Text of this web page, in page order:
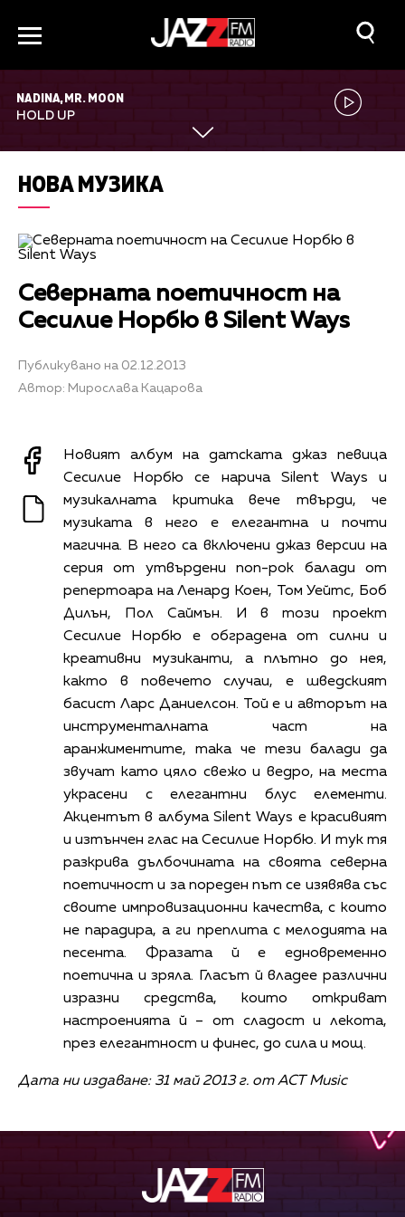
NADINA, MR. MOON
HOLD UP
НОВА МУЗИКА
Северната поетичност на
Сесилие Норбю в Silent Ways
Публикувано на 02.12.2013
Автор: Мирослава Кацарова
Новият албум на датската джаз певица
Сесилие Норбю се нарича Silent Ways и
музикалната критика вече твърди, че
музиката в него е елегантна и почти
магична. В него са включени джаз версии на
серия от утвърдени поп-рок балади от
репертоара на Ленард Коен, Том Уейтс, Боб
Дилън, Пол Саймън. И в този проект
Сесилие Норбю е обградена от силни и
креативни музиканти, а плътно до нея,
както в повечето случаи, е шведският
басист Ларс Даниелсон. Той е и авторът на
инструменталната част на
аранжиментите, така че тези балади да
звучат като цяло свежо и ведро, на места
украсени с елегантни блус елементи.
Акцентът в албума Silent Ways е красивият
и изтънчен глас на Сесилие Норбю. И тук тя
разкрива дълбочината на своята северна
поетичност и за пореден път се изявява със
своите импровизационни качества, с които
не парадира, а ги преплита с мелодията на
песента. Фразата й е едновременно
поетична и зряла. Гласът й владее различни
изразни средства, които откриват
настроенията й – от сладост и лекота,
през елегантност и финес, до сила и мощ.
Дата ни издаване: 31 май 2013 г. от ACT Music